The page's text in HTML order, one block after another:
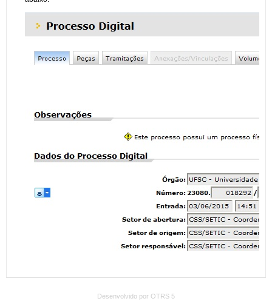
Desenvolvido por OTRS 5